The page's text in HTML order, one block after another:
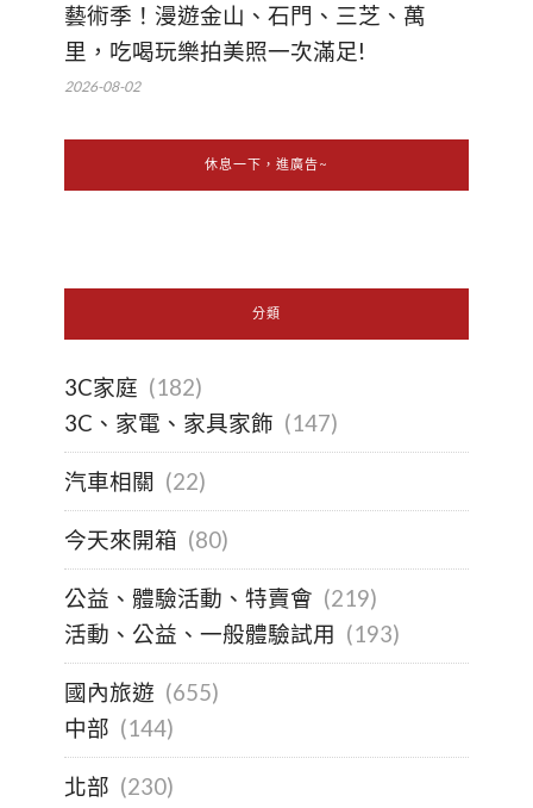
藝術季！漫遊金山、石門、三芝、萬
里，吃喝玩樂拍美照一次滿足!
2026-08-02
休息一下，進廣告~
分類
3C家庭 (182)
3C、家電、家具家飾 (147)
汽車相關 (22)
今天來開箱 (80)
公益、體驗活動、特賣會 (219)
活動、公益、一般體驗試用 (193)
國內旅遊 (655)
中部 (144)
北部 (230)